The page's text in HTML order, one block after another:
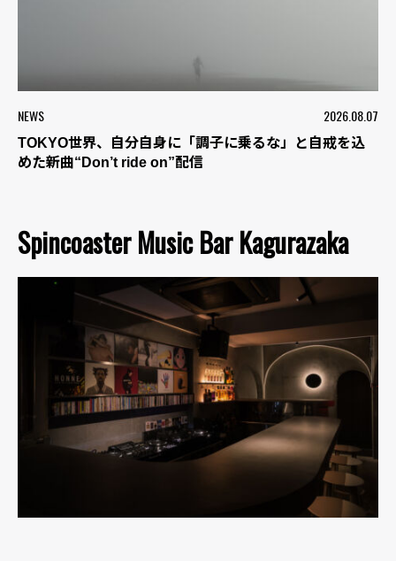
NEWS 2026.08.07
TOKYO世界、自分自身に「調子に乗るな」と自戒を込
めた新曲“Don’t ride on”配信
Spincoaster Music Bar Kagurazaka